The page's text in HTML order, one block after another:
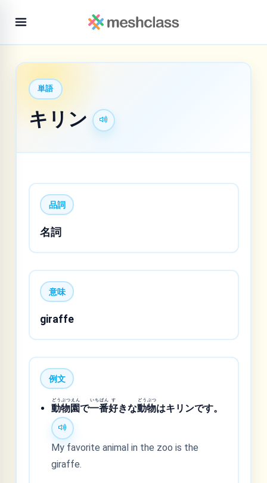
単語
キリン
品詞
名詞
意味
giraffe
例文
動
どう
物
ぶつ
園
えん
で一
いち
番
ばん
好
す
きな動
どう
物
ぶつ
はキリンです。
My favorite animal in the zoo is the
giraffe.